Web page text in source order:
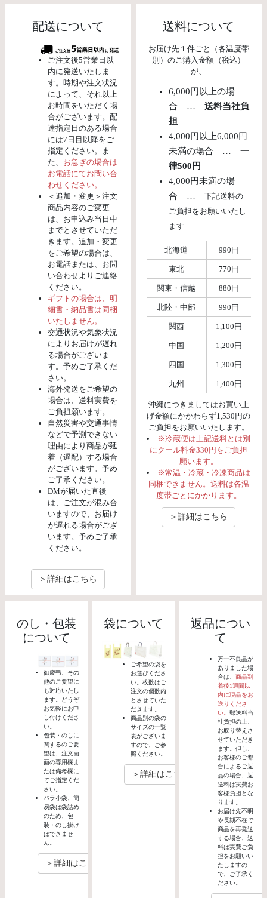
配送について
ご注文後5営業日以
内に発送いたしま
す。時期や注文状況
によって、それ以上
お時間をいただく場
合がございます。配
達指定日のある場合
には7日目以降をご
指定ください。ま
た、 お急ぎの場合は
お電話にてお問い合
わせください。
＜追加・変更＞注文
商品内容のご変更
は、お申込み当日中
までとさせていただ
きます。追加・変更
をご希望の場合は、
お電話または、お問
い合わせよりご連絡
ください。
ギフトの場合は、明
細書・納品書は同梱
いたしません。
交通状況や気象状況
によりお届けが遅れ
る場合がございま
す。予めご了承くだ
さい。
海外発送をご希望の
場合は、送料実費を
ご負担願います。
自然災害や交通事情
などで予測できない
理由により商品が延
着（遅配）する場合
がございます。予め
ご了承ください。
DMが届いた直後
は、ご注文が混み合
いますので、お届け
が遅れる場合がござ
います。予めご了承
ください。
＞詳細はこちら
送料について
お届け先１件ごと（各温度帯
別）のご購入金額（税込）
が、
6,000円以上の場
合 …送料当社負
担
4,000円以上6,000円
未満の場合 …一
律500円
4,000円未満の場
合 …下記送料の
ご負担をお願いいたし
ます
北海道 990円
東北 770円
関東・信越 880円
北陸・中部 990円
関西 1,100円
中国 1,200円
四国 1,300円
九州 1,400円
沖縄につきましてはお買い上
げ金額にかかわらず1,530円の
ご負担をお願いいたします。
※冷蔵便は上記送料とは別
にクール料金330円をご負担
願います。
※常温・冷蔵・冷凍商品は
同梱できません。送料は各温
度帯ごとにかかります。
＞詳細はこちら
のし・包装
について
御慶弔、その
他のご要望に
も対応いたし
ます。どうぞ
お気軽にお申
し付けくださ
い。
包装・のしに
関するのご要
望は、注文画
面の専用欄ま
たは備考欄に
てご指定くだ
さい。
バラ小袋、簡
易袋は袋詰め
のため、包
装・のし掛け
はできませ
ん。
＞詳細はこちら
袋について
ご希望の袋を
お選びくださ
い。枚数はご
注文の個数内
とさせていた
だきます。
商品別の袋の
サイズの一覧
表がございま
すので、ご参
照ください。
＞詳細はこちら
返品につい
て
万一不良品が
ありました場
合は、 商品到
着後1週間以
内に現品をお
送りくださ
い。 郵送料当
社負担の上、
お取り替えさ
せていただき
ます。但し、
お客様のご都
合によるご返
品の場合、返
送料は実費お
客様負担とな
ります。
お届け先不明
や長期不在で
商品を再発送
する場合、送
料は実費ご負
担をお願いい
たしますの
で、ご了承く
ださい。